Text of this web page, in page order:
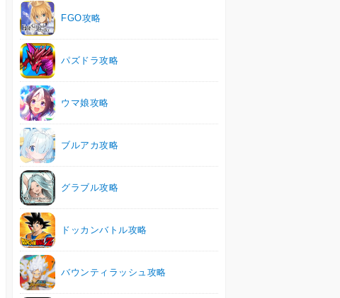
FGO攻略
パズドラ攻略
ウマ娘攻略
ブルアカ攻略
グラブル攻略
ドッカンバトル攻略
バウンティラッシュ攻略